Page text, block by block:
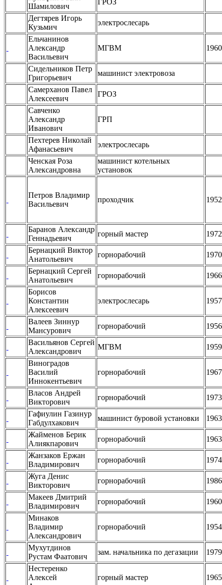
Шамилович
Дегтярев Игорь
Кузьмич
электрослесарь
Ельчанинов
Александр
Васильевич
МГВМ 1960
Сидельников Петр
Григорьевич
машинист электровоза
Самерханов Павел
Алексеевич
ГРОЗ
Савченко
Александр
Иванович
ГРП
Пехтерев Николай
Афанасьевич
электрослесарь
Ченская Роза
Александровна
машинист котельных
установок
Петров Владимир
Васильевич
проходчик 1952
Баранов Александр
Геннадьевич
горный мастер
1972
Бернацкий Виктор
Анатольевич
горнорабочий
1970
Бернацкий Сергей
Анатольевич
горнорабочий
1966
Борисов
Константин
Алексеевич
электрослесарь 1957
Валеев Зиннур
Мансурович
горнорабочий
1956
Васильянов Сергей
Александрович
МГВМ
1959
Виноградов
Василий
Иннокентьевич
горнорабочий 1967
Власов Андрей
Викторович
горнорабочий
1973
Гафиулин Газинур
Габдулхакович
машинист буровой установки
1963
Жайменов Берик
Алиякпарович
горнорабочий
1963
Жанзаков Ержан
Владимирович
горнорабочий
1974
Жуга Денис
Викторович
горнорабочий
1986
Макеев Дмитрий
Владимирович
горнорабочий
1960
Минаков
Владимир
Александрович
горнорабочий 1954
Мухутдинов
Рустам Фаатович
зам. начальника по дегазации
1979
Нестеренко
Алексей
горный мастер 1965